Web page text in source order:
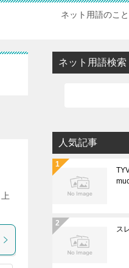
ネット用語のこ
ネット用語検索
人気記事
ス